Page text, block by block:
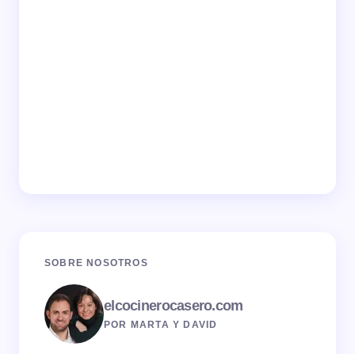
SOBRE NOSOTROS
elcocinerocasero.com
POR MARTA Y DAVID